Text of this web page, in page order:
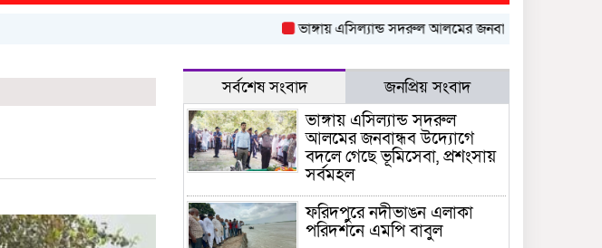
ভাঙ্গায় এসিল্যান্ড সদরুল আলমের জনবান্ধব উদ্যোগে বদলে
সর্বশেষ সংবাদ জনপ্রিয় সংবাদ
ভাঙ্গায় এসিল্যান্ড সদরুল
আলমের জনবান্ধব উদ্যোগে
বদলে গেছে ভূমিসেবা, প্রশংসায়
সর্বমহল
ফরিদপুরে নদীভাঙন এলাকা
পরিদর্শনে এমপি বাবুল